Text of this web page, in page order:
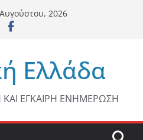
2026
Ελλάδα
ΕΓΚΑΙΡΗ ΕΝΗΜΕΡΩΣΗ